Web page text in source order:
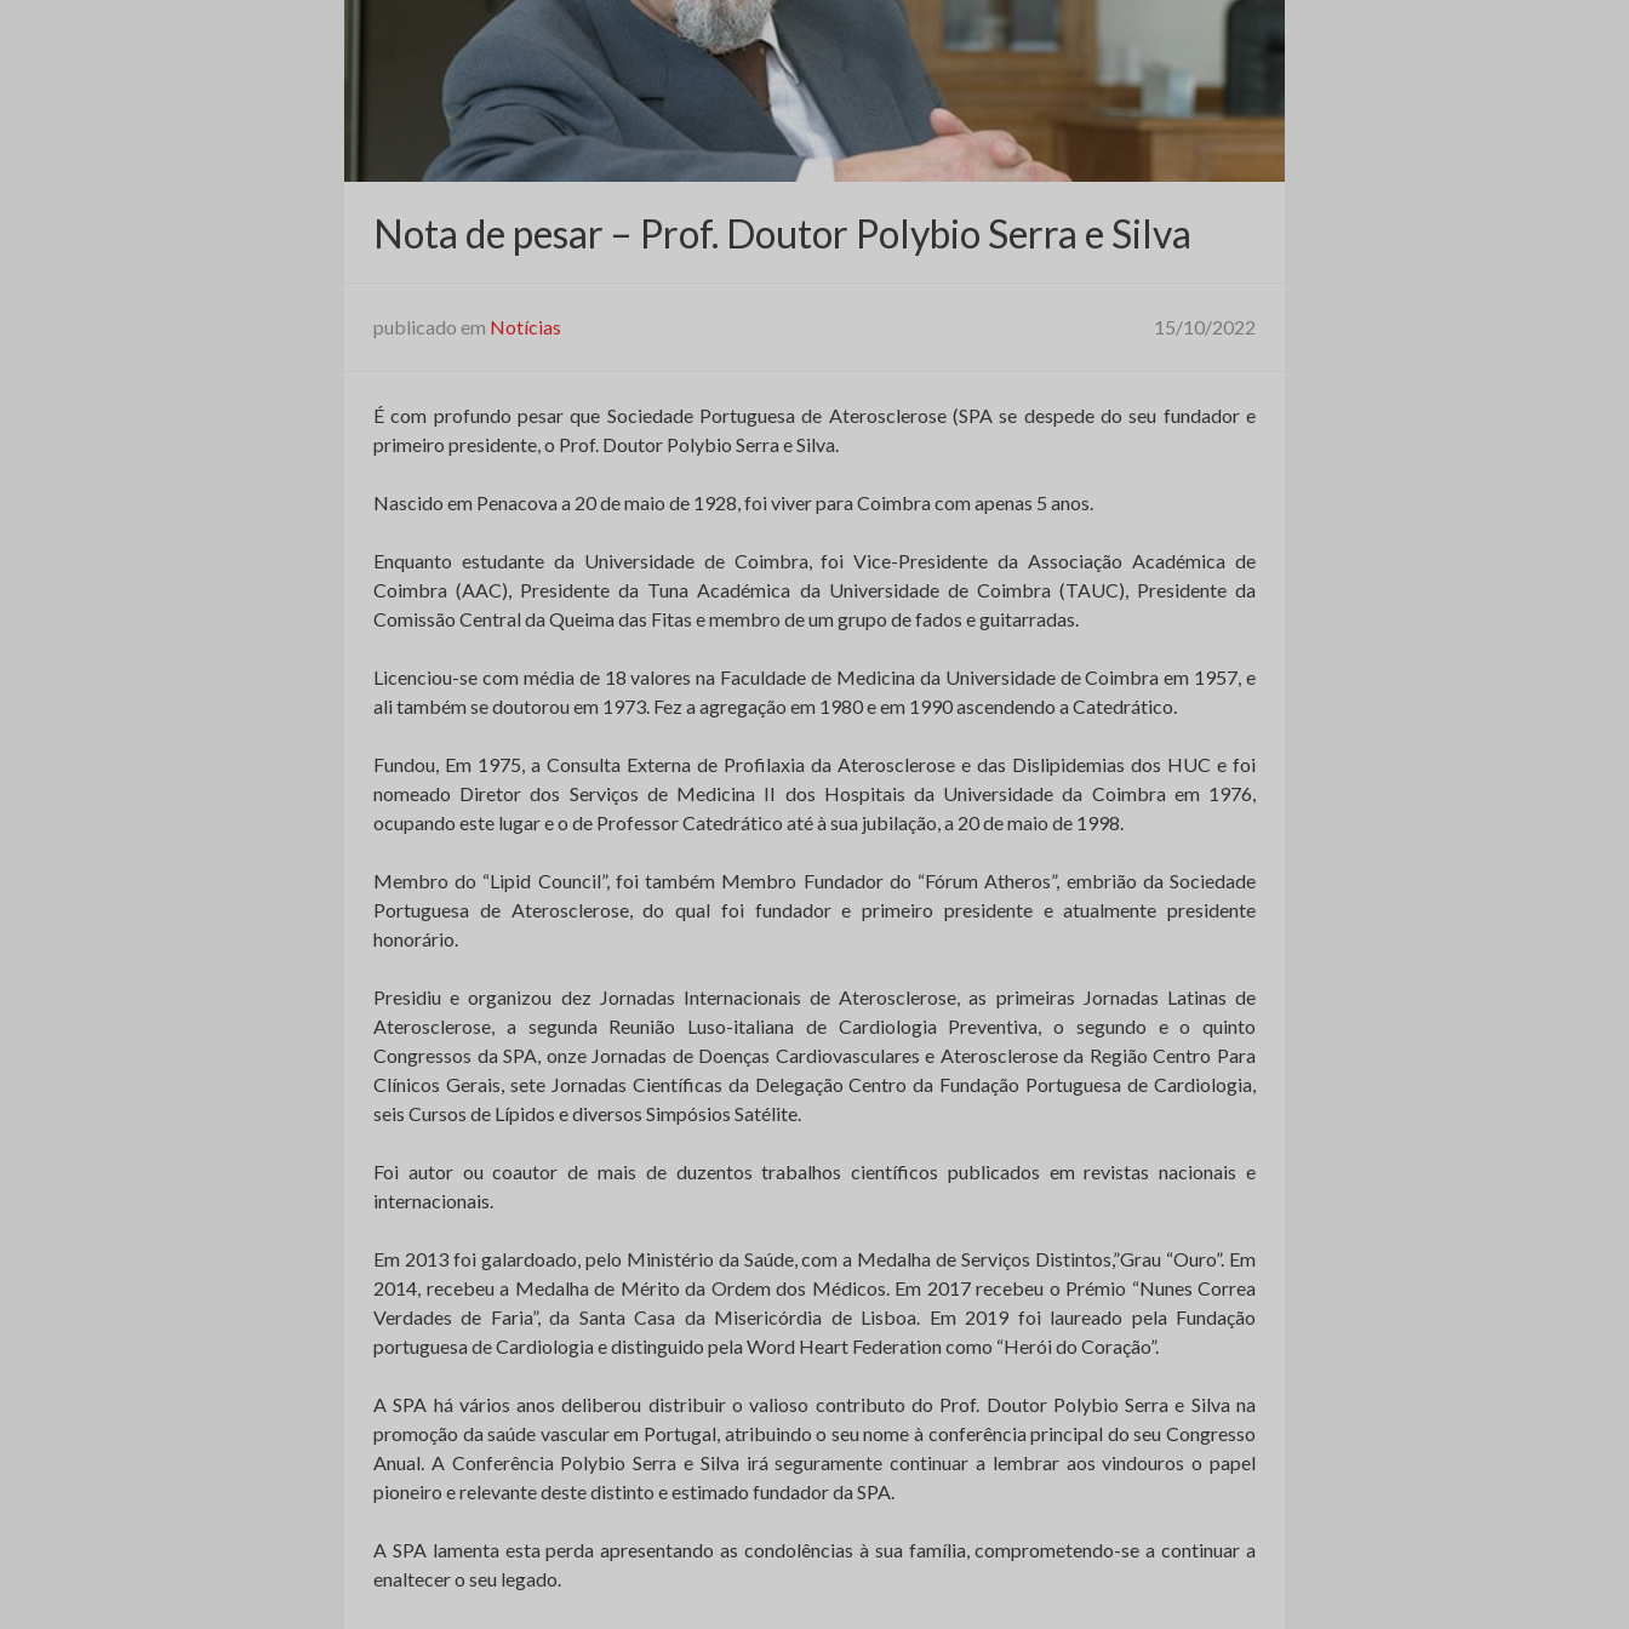
Nota de pesar – Prof. Doutor Polybio Serra e Silva
publicado em Notícias 15/10/2022
É com profundo pesar que Sociedade Portuguesa de Aterosclerose (SPA se despede do seu fundador e
primeiro presidente, o Prof. Doutor Polybio Serra e Silva.
Nascido em Penacova a 20 de maio de 1928, foi viver para Coimbra com apenas 5 anos.
Enquanto estudante da Universidade de Coimbra, foi Vice-Presidente da Associação Académica de
Coimbra (AAC), Presidente da Tuna Académica da Universidade de Coimbra (TAUC), Presidente da
Comissão Central da Queima das Fitas e membro de um grupo de fados e guitarradas.
Licenciou-se com média de 18 valores na Faculdade de Medicina da Universidade de Coimbra em 1957, e
ali também se doutorou em 1973. Fez a agregação em 1980 e em 1990 ascendendo a Catedrático.
Fundou, Em 1975, a Consulta Externa de Profilaxia da Aterosclerose e das Dislipidemias dos HUC e foi
nomeado Diretor dos Serviços de Medicina II dos Hospitais da Universidade da Coimbra em 1976,
ocupando este lugar e o de Professor Catedrático até à sua jubilação, a 20 de maio de 1998.
Membro do “Lipid Council”, foi também Membro Fundador do “Fórum Atheros”, embrião da Sociedade
Portuguesa de Aterosclerose, do qual foi fundador e primeiro presidente e atualmente presidente
honorário.
Presidiu e organizou dez Jornadas Internacionais de Aterosclerose, as primeiras Jornadas Latinas de
Aterosclerose, a segunda Reunião Luso-italiana de Cardiologia Preventiva, o segundo e o quinto
Congressos da SPA, onze Jornadas de Doenças Cardiovasculares e Aterosclerose da Região Centro Para
Clínicos Gerais, sete Jornadas Científicas da Delegação Centro da Fundação Portuguesa de Cardiologia,
seis Cursos de Lípidos e diversos Simpósios Satélite.
Foi autor ou coautor de mais de duzentos trabalhos científicos publicados em revistas nacionais e
internacionais.
Em 2013 foi galardoado, pelo Ministério da Saúde, com a Medalha de Serviços Distintos,”Grau “Ouro”. Em
2014, recebeu a Medalha de Mérito da Ordem dos Médicos. Em 2017 recebeu o Prémio “Nunes Correa
Verdades de Faria”, da Santa Casa da Misericórdia de Lisboa. Em 2019 foi laureado pela Fundação
portuguesa de Cardiologia e distinguido pela Word Heart Federation como “Herói do Coração”.
A SPA há vários anos deliberou distribuir o valioso contributo do Prof. Doutor Polybio Serra e Silva na
promoção da saúde vascular em Portugal, atribuindo o seu nome à conferência principal do seu Congresso
Anual. A Conferência Polybio Serra e Silva irá seguramente continuar a lembrar aos vindouros o papel
pioneiro e relevante deste distinto e estimado fundador da SPA.
A SPA lamenta esta perda apresentando as condolências à sua família, comprometendo-se a continuar a
enaltecer o seu legado.